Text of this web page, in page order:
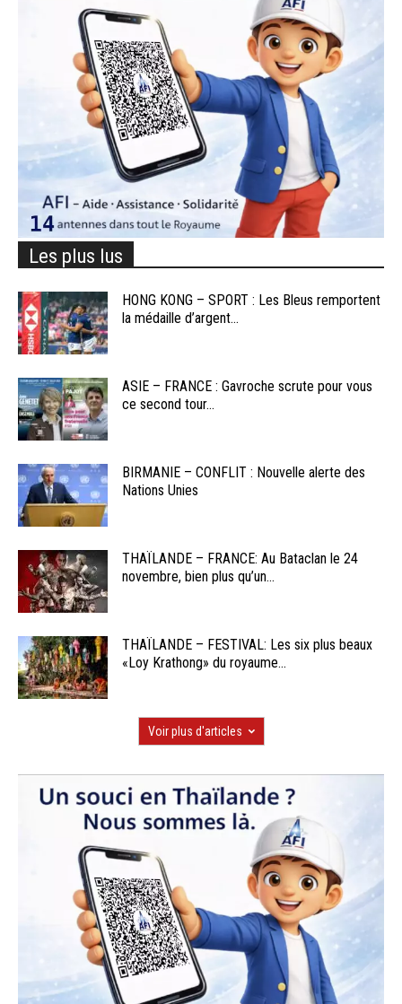
Les plus lus
HONG KONG – SPORT : Les Bleus remportent
la médaille d’argent...
ASIE – FRANCE : Gavroche scrute pour vous
ce second tour...
BIRMANIE – CONFLIT : Nouvelle alerte des
Nations Unies
THAÏLANDE – FRANCE: Au Bataclan le 24
novembre, bien plus qu’un...
THAÏLANDE – FESTIVAL: Les six plus beaux
«Loy Krathong» du royaume...
Voir plus d'articles